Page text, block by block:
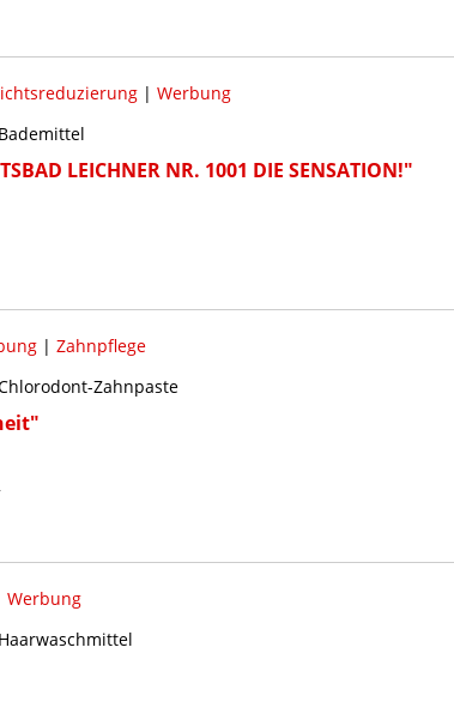
| Werbung
LEICHNER NR. 1001 DIE SENSATION!"
| Zahnpflege
Zahnpaste
Werbung